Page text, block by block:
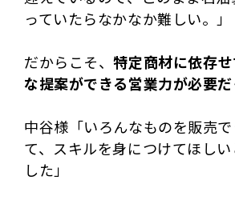
っていたらなかなか難しい。」
だからこそ、特定商材に依存
な提案ができる営業力が必要だ
中谷様「いろんなものを販売
て、スキルを身につけてほし
した」